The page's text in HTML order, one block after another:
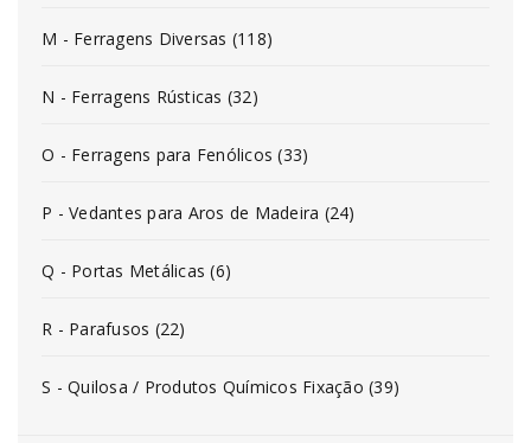
M - Ferragens Diversas (118)
N - Ferragens Rústicas (32)
O - Ferragens para Fenólicos (33)
P - Vedantes para Aros de Madeira (24)
Q - Portas Metálicas (6)
R - Parafusos (22)
S - Quilosa / Produtos Químicos Fixação (39)